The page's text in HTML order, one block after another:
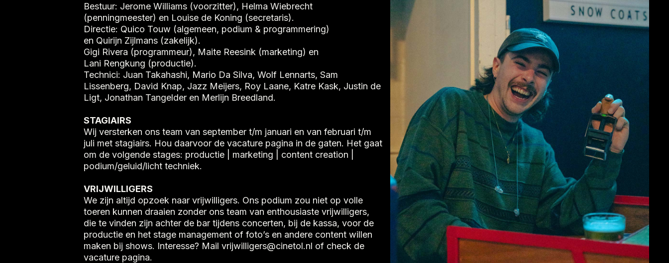
Bestuur: Jerome Williams (voorzitter), Helma Wiebrecht
(penningmeester) en Louise de Koning (secretaris).
Directie: Quico Touw (algemeen, podium & programmering)
en Quirijn Zijlmans (zakelijk).
Gigi Rivera (programmeur), Maite Reesink (marketing) en
Lani Rengkung (productie).
Technici: Juan Takahashi, Mario Da Silva, Wolf Lennarts, Sam
Lissenberg, David Knap, Jazz Meijers, Roy Laane, Katre Kask, Justin de
Ligt, Jonathan Tangelder en Merlijn Breedland.
STAGIAIRS
Wij versterken ons team van september t/m januari en van februari t/m
juli met stagiairs. Hou daarvoor de vacature pagina in de gaten. Het gaat
om de volgende stages: productie | marketing | content creation |
podium/geluid/licht techniek.
VRIJWILLIGERS
We zijn altijd opzoek naar vrijwilligers. Ons podium zou niet op volle
toeren kunnen draaien zonder ons team van enthousiaste vrijwilligers,
die te vinden zijn achter de bar tijdens concerten, bij de kassa, voor de
productie en het stage management of foto’s en andere content willen
maken bij shows. Interesse? Mail vrijwilligers@cinetol.nl of check de
vacature pagina.